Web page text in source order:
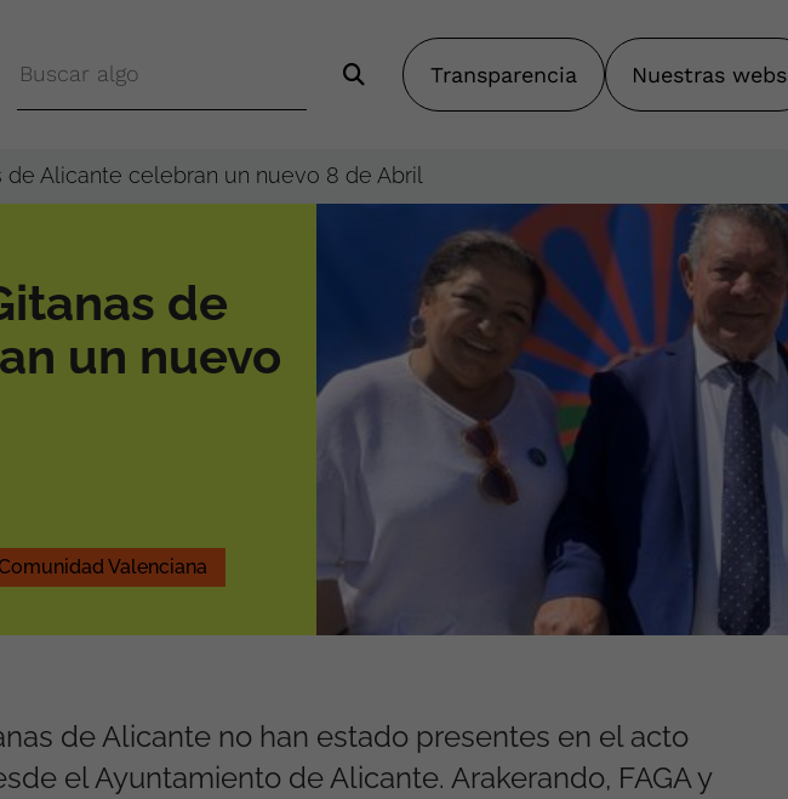
Transparencia Nuestras webs
de Alicante celebran un nuevo 8 de Abril
de
un nuevo
Valenciana
de Alicante no han estado presentes en el acto
el Ayuntamiento de Alicante. Arakerando, FAGA y